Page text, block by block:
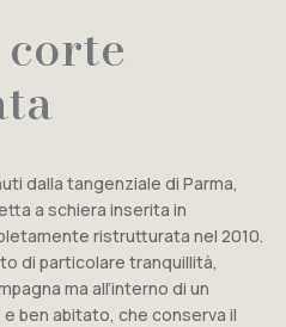
dalla tangenziale di Parma,
a schiera inserita in
ristrutturata nel 2010.
di particolare tranquillità,
ma all’interno di un
ben abitato, che conserva il